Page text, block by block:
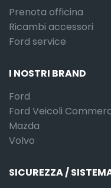
Prenota officina
Ricambi accessori
Ford service
I NOSTRI BRAND
Ford
Ford Veicoli
Mazda
Volvo
SICUREZZA /